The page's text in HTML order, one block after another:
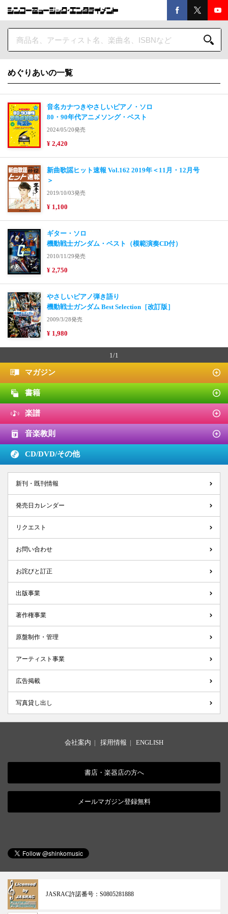
めぐりあいの一覧
音名カナつきやさしいピアノ・ソロ
80・90年代アニメソング・ベスト
2024/05/20発売
¥ 2,420
新曲歌謡ヒット速報 Vol.162 2019年＜11月・12月号
＞
2019/10/03発売
¥ 1,100
ギター・ソロ
機動戦士ガンダム・ベスト（模範演奏CD付）
2010/11/29発売
¥ 2,750
やさしいピアノ弾き語り
機動戦士ガンダム Best Selection［改訂版］
2009/3/28発売
¥ 1,980
1/1
マガジン
書籍
楽譜
音楽教則
CD/DVD/その他
新刊・既刊情報
発売日カレンダー
リクエスト
お問い合わせ
お詫びと訂正
出版事業
著作権事業
原盤制作・管理
アーティスト事業
広告掲載
写真貸し出し
会社案内 | 採用情報 | ENGLISH
書店・楽器店の方へ
メールマガジン登録無料
JASRAC許諾番号： S0805281888